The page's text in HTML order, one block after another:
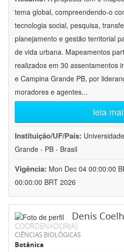
tema global, compreendendo-o
tecnologia social, pesquisa,
planejamento e gestão territorial
de vida urbana. Mapeamentos
realizados em 30 assentamentos
e Campina Grande PB, por
moradores e agentes...
leia
Instituição/UF/País:
Grande - PB - Brasil
Vigência: Mon Dec 04 00:00:00
00:00:00 BRT 2026
Denis
COORDENADOR(A)
CIÊNCIAS BIOLÓGICAS
Botânica